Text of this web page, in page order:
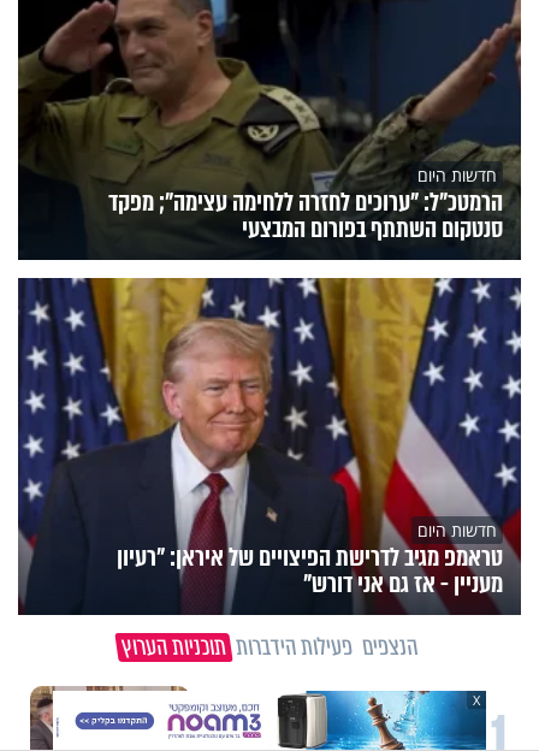
חדשות היום
הרמטכ״ל: "ערוכים לחזרה ללחימה עצימה"; מפקד
סנטקום השתתף בפורום המבצעי
חדשות היום
טראמפ מגיב לדרישת הפיצויים של איראן: "רעיון
מעניין - אז גם אני דורש"
הנצפים פעילות הידברות תוכניות הערוץ
וידיאו מגזין
"הגמגום לא מגדיר אותי": ישראל
X